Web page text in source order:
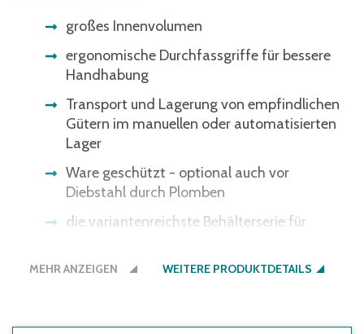
großes Innenvolumen
ergonomische Durchfassgriffe für bessere
Handhabung
Transport und Lagerung von empfindlichen
Gütern im manuellen oder automatisierten
Lager
Ware geschützt - optional auch vor
Diebstahl durch Plomben
die variantenreichste Behälterserie für
Produktion und beim Transport
MEHR ANZEIGEN WEITERE PRODUKTDETAILS